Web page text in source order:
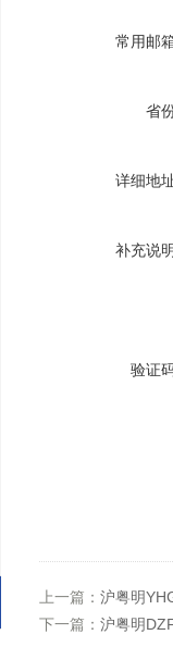
常用邮
省
详细地
补充说
验证
上一篇： 沪粤明
下一篇： 沪粤明